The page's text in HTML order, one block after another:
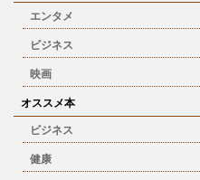
エンタメ
ビジネス
映画
オススメ本
ビジネス
健康